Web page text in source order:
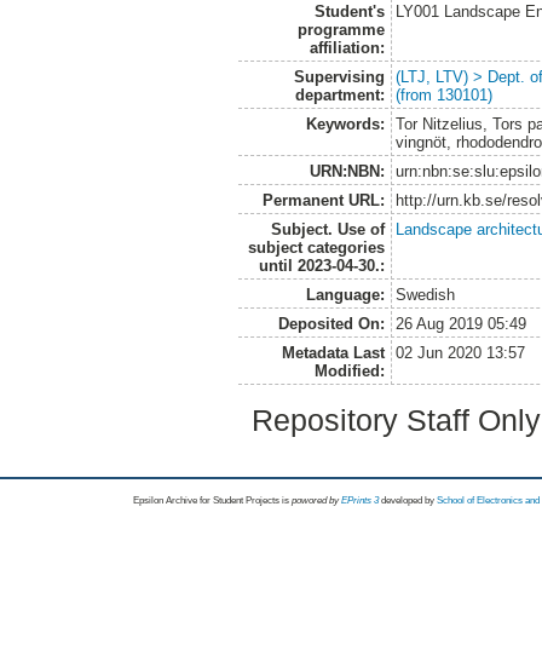
Student's
programme
affiliation:
LY001 Landscape
Supervising
department:
(LTJ, LTV) > Dept.
(from 130101)
Keywords:
Tor Nitzelius, Tors
vingnöt,
URN:NBN:
Permanent URL:
http://urn.kb.se/
Subject. Use of
subject categories
until 2023-04-30.:
Landscape
Language:
Swedish
Deposited On:
26 Aug 2019 05:49
Metadata Last
Modified:
02 Jun 2020 13:57
Repository Staff
Epsilon Archive for Student Projects is powored byEPrints 3 developed by School of Electronics